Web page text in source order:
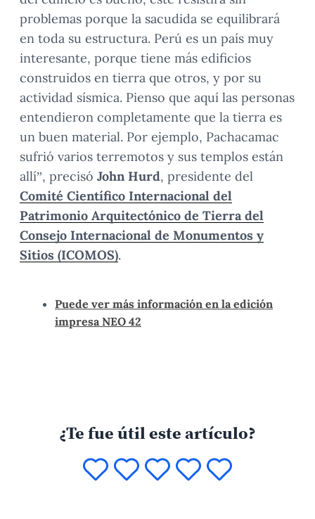
problemas porque la sacudida se equilibrará
en toda su estructura. Perú es un país muy
interesante, porque tiene más edificios
construidos en tierra que otros, y por su
actividad sísmica. Pienso que aquí las personas
entendieron completamente que la tierra es
un buen material. Por ejemplo, Pachacamac
sufrió varios terremotos y sus templos están
allí”, precisó John Hurd, presidente del
Comité Científico Internacional del
Patrimonio Arquitectónico de Tierra del
Consejo Internacional de Monumentos y
Sitios (ICOMOS).
Puede ver más información en la edición
impresa NEO 42
¿Te fue útil este artículo?